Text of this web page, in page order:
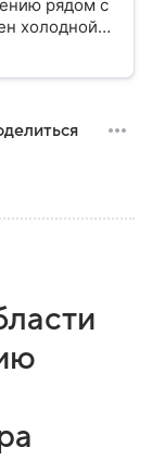
рядом с
холодной
в Западном